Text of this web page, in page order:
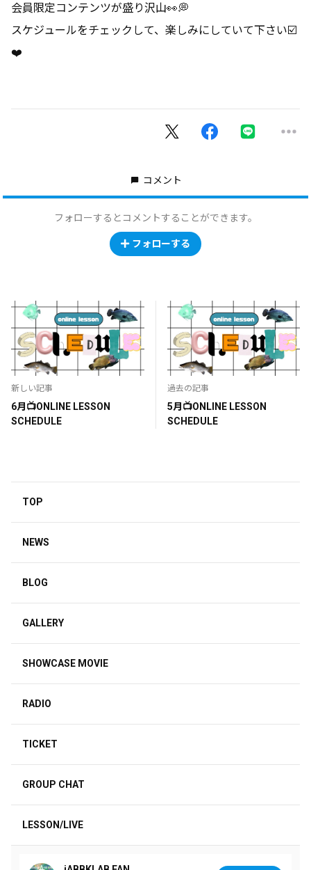
会員限定コンテンツが盛り沢山👀💭
スケジュールをチェックして、楽しみにしていて下さい☑️
❤️
コメント
フォローするとコメントすることができます。
フォローする
新しい記事
6月📺ONLINE LESSON
SCHEDULE
過去の記事
5月📺ONLINE LESSON
SCHEDULE
TOP
NEWS
BLOG
GALLERY
SHOWCASE MOVIE
RADIO
TICKET
GROUP CHAT
LESSON/LIVE